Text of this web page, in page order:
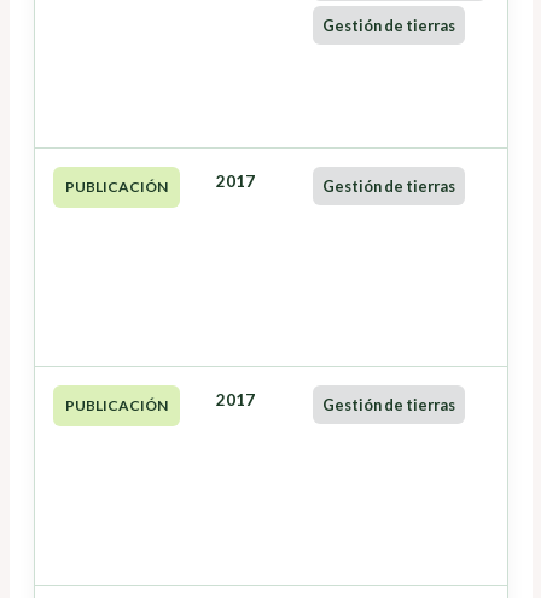
Gestión de tierras
PUBLICACIÓN 2017 Gestión de tierras
PUBLICACIÓN 2017 Gestión de tierras